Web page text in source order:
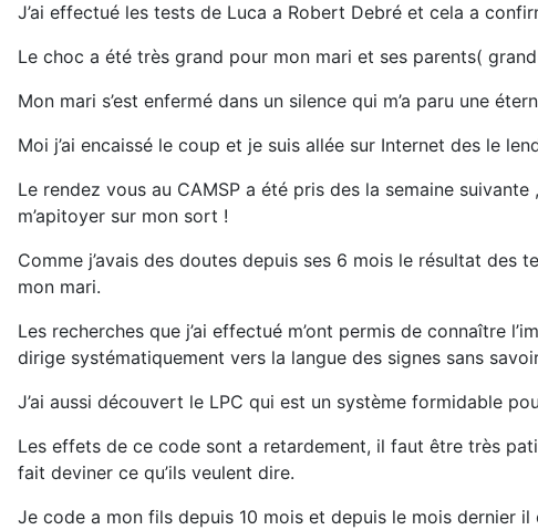
J’ai effectué les tests de Luca a Robert Debré et cela a
Le choc a été très grand pour mon mari et ses parents(
Mon mari s’est enfermé dans un silence qui m’a paru une
Moi j’ai encaissé le coup et je suis allée sur Internet des le
Le rendez vous au CAMSP a été pris des la semaine
m’apitoyer sur mon sort !
Comme j’avais des doutes depuis ses 6 mois le résultat
mon mari.
Les recherches que j’ai effectué m’ont permis de connaître
dirige systématiquement vers la langue des signes sans
J’ai aussi découvert le LPC qui est un système formidable
Les effets de ce code sont a retardement, il faut être très
fait deviner ce qu’ils veulent dire.
Je code a mon fils depuis 10 mois et depuis le mois dernier